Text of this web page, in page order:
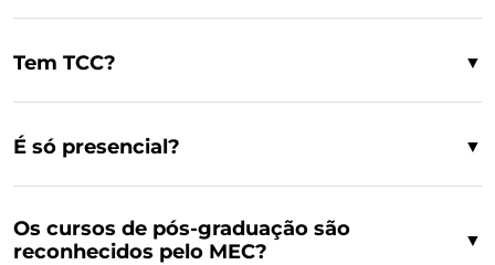
Tem TCC? ▼
É só presencial? ▼
Os cursos de pós-graduação são
reconhecidos pelo MEC?
▼